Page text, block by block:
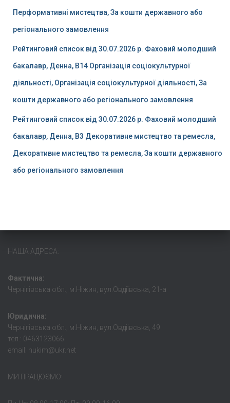
Перформативні мистецтва, За кошти державного або
регіонального замовлення
Рейтинговий список від 30.07.2026 р. Фаховий молодший
бакалавр, Денна, B14 Організація соціокультурної
діяльності, Організація соціокультурної діяльності, За
кошти державного або регіонального замовлення
Рейтинговий список від 30.07.2026 р. Фаховий молодший
бакалавр, Денна, B3 Декоративне мистецтво та ремесла,
Декоративне мистецтво та ремесла, За кошти державного
або регіонального замовлення
НАША АДРЕСА:
Фактична:
Чернігівська обл., м.Ніжин, вул.Овдіївська, 21-а
Юридична:
Чернігівська обл., м.Ніжин, вул.Овдіівська, 49
тел.: 0463123066
email: nukim@ukr.net
МИ ПРАЦЮЄМО: